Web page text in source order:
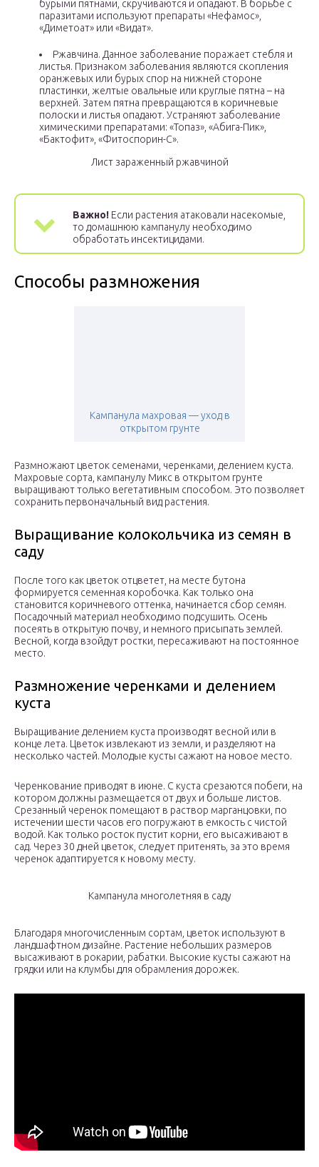
бурыми пятнами, скручиваются и опадают. В борьбе с
паразитами используют препараты «Нефамос»,
«Диметоат» или «Видат».
Ржавчина. Данное заболевание поражает стебля и
листья. Признаком заболевания являются скопления
оранжевых или бурых спор на нижней стороне
пластинки, желтые овальные или круглые пятна – на
верхней. Затем пятна превращаются в коричневые
полоски и листья опадают. Устраняют заболевание
химическими препаратами: «Топаз», «Абига-Пик»,
«Бактофит», «Фитоспорин-С».
Лист зараженный ржавчиной
Важно! Если растения атаковали насекомые,
то домашнюю кампанулу необходимо
обработать инсектицидами.
Способы размножения
Кампанула махровая — уход в
открытом грунте
Размножают цветок семенами, черенками, делением куста.
Махровые сорта, кампанулу Микс в открытом грунте
выращивают только вегетативным способом. Это позволяет
сохранить первоначальный вид растения.
Выращивание колокольчика из семян в
саду
После того как цветок отцветет, на месте бутона
формируется семенная коробочка. Как только она
становится коричневого оттенка, начинается сбор семян.
Посадочный материал необходимо подсушить. Осень
посеять в открытую почву, и немного присыпать землей.
Весной, когда взойдут ростки, пересаживают на постоянное
место.
Размножение черенками и делением
куста
Выращивание делением куста производят весной или в
конце лета. Цветок извлекают из земли, и разделяют на
несколько частей. Молодые кусты сажают на новое место.
Черенкование приводят в июне. С куста срезаются побеги, на
котором должны размещается от двух и больше листов.
Срезанный черенок помещают в раствор марганцовки, по
истечении шести часов его погружают в емкость с чистой
водой. Как только росток пустит корни, его высаживают в
сад. Через 30 дней цветок, следует притенять, за это время
черенок адаптируется к новому месту.
Кампанула многолетняя в саду
Благодаря многочисленным сортам, цветок используют в
ландшафтном дизайне. Растение небольших размеров
высаживают в рокарии, рабатки. Высокие кусты сажают на
грядки или на клумбы для обрамления дорожек.